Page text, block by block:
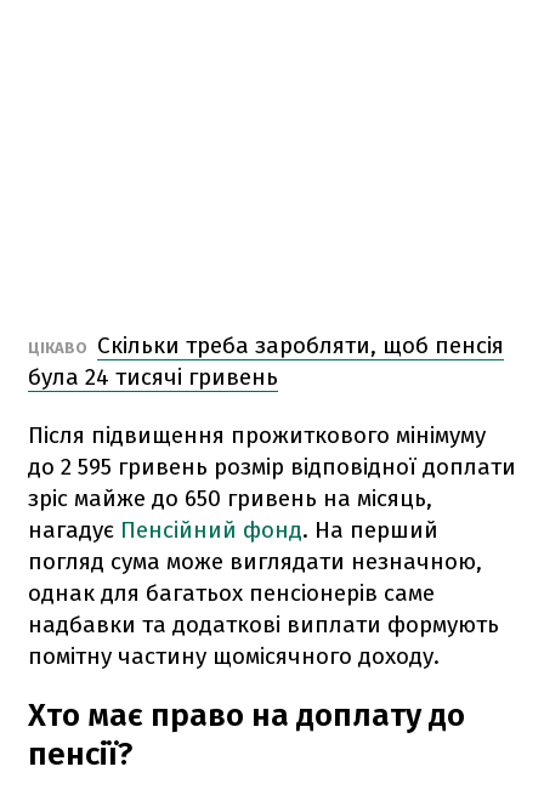
ЦІКАВО
Скільки треба заробляти, щоб пенсія
була 24 тисячі гривень
Після підвищення прожиткового мінімуму
до 2 595 гривень розмір відповідної доплати
зріс майже до 650 гривень на місяць,
нагадує Пенсійний фонд. На перший
погляд сума може виглядати незначною,
однак для багатьох пенсіонерів саме
надбавки та додаткові виплати формують
помітну частину щомісячного доходу.
Хто має право на доплату до
пенсії?